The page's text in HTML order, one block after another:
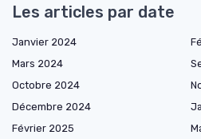
Les articles par date
Janvier 2024
Mars 2024
Octobre 2024
Décembre 2024
Février 2025